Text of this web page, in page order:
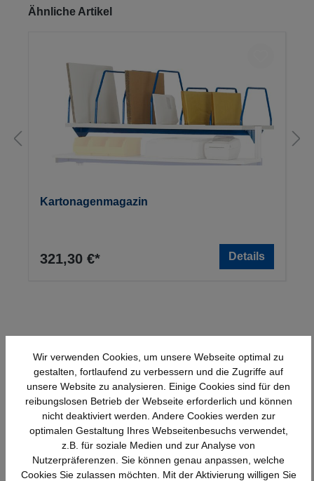
Produktgalerie überspringen
Ähnliche Artikel
Kartonagenmagazin
321,30 €* Details
Schnelle Lieferung
Bundesweit
Topmarken
Faire Preise
Erfahrung
Bewährt seit 1958
Kostenlose Beratung
(04205) 635940
Wir verwenden Cookies, um unsere Webseite optimal zu
gestalten, fortlaufend zu verbessern und die Zugriffe auf
unsere Website zu analysieren. Einige Cookies sind für den
reibungslosen Betrieb der Webseite erforderlich und können
nicht deaktiviert werden. Andere Cookies werden zur
optimalen Gestaltung Ihres Webseitenbesuchs verwendet,
z.B. für soziale Medien und zur Analyse von
Nutzerpräferenzen. Sie können genau anpassen, welche
Cookies Sie zulassen möchten. Mit der Aktivierung willigen Sie